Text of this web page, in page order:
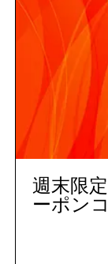
補足説
商品名
図面画像
５営業
週末限
ーポン